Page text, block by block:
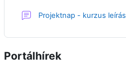
Projektnap - kurzus leírás
Portálhírek